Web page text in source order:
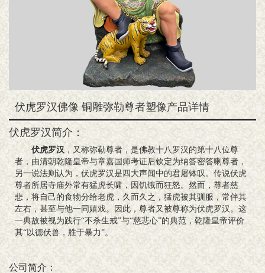
伏虎罗汉佛像 铜雕弥勒尊者塑像产品详情
伏虎罗汉简介：
伏虎罗汉 ，又称弥勒尊者，是佛教十八罗汉的第十八位尊
者，由清朝乾隆皇帝与章嘉国师考证后钦定为纳答密答喇尊者，
另一说法则认为，伏虎罗汉是四大声闻中的君屠钵叹。传说伏虎
尊者所居寺庙外常有猛虎长啸，因饥饿而狂怒。然而，尊者慈
悲，将自己的食物分给老虎，久而久之，猛虎被其驯服，常伴其
左右，甚至与他一同嬉戏。因此，尊者又被尊称为伏虎罗汉。这
一典故被视为践行“不杀生戒”与“慈悲心”的典范，乾隆皇帝评价
其“以德伏兽，胜于暴力”。
公司简介：